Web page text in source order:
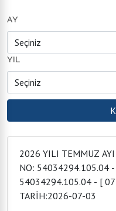
AY
YIL
2026 YILI TEMMUZ AYI
NO: 54034294.105.04
54034294.105.04 - [ 07
TARİH:2026-07-03